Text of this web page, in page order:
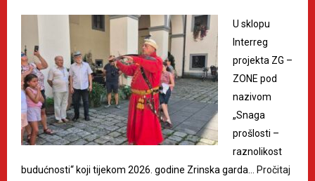
U sklopu
Interreg
projekta ZG –
ZONE pod
nazivom
„Snaga
prošlosti –
raznolikost
budućnosti“ koji tijekom 2026. godine Zrinska garda…
Pročitaj